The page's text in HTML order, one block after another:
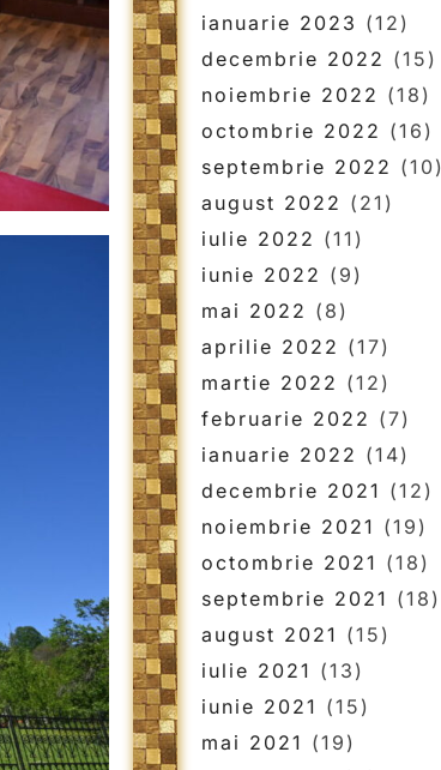
ianuarie 2023 (12)
decembrie 2022 (15)
noiembrie 2022 (18)
octombrie 2022 (16)
septembrie 2022 (10)
august 2022 (21)
iulie 2022 (11)
iunie 2022 (9)
mai 2022 (8)
aprilie 2022 (17)
martie 2022 (12)
februarie 2022 (7)
ianuarie 2022 (14)
decembrie 2021 (12)
noiembrie 2021 (19)
octombrie 2021 (18)
septembrie 2021 (18)
august 2021 (15)
iulie 2021 (13)
iunie 2021 (15)
mai 2021 (19)